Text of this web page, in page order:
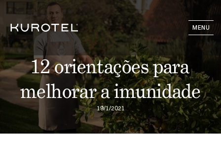
MENU
12 orientações para
melhorar a imunidade
19/1/2021